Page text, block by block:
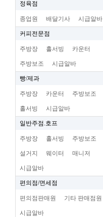
정육점
종업원 배달기사 시급알바
커피전문점
주방장 홀서빙 카운터
주방보조 시급알바
빵/제과
주방장 카운터 주방보조
홀서빙 시급알바
일반주점.호프
주방장 홀서빙 주방보조
설거지 웨이터 매니저
시급알바
편의점/면세점
편의점판매원 기타 판매점원
시급알바